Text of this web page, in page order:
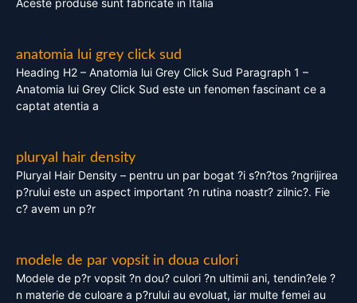
Aceste produse sunt fabricate in Italia
anatomia lui grey click sud
Heading H2 – Anatomia lui Grey Click Sud Paragraph 1 –
Anatomia lui Grey Click Sud este un fenomen fascinant ce a
captat atentia a
pluryal hair density
Pluryal Hair Density – pentru un par bogat ?i s?n?tos ?ngrijirea
p?rului este un aspect important ?n rutina noastr? zilnic?. Fie
c? avem un p?r
modele de par vopsit in doua culori
Modele de p?r vopsit ?n dou? culori ?n ultimii ani, tendin?ele ?
n materie de culoare a p?rului au evoluat, iar multe femei au